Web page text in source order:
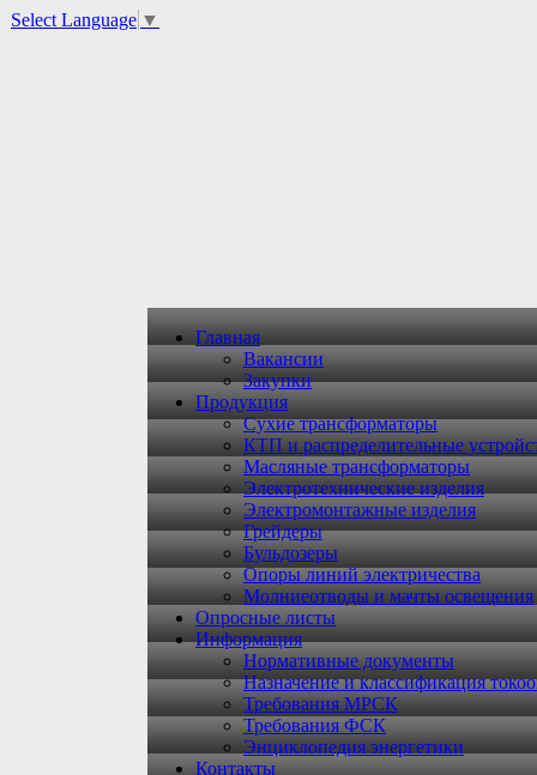
Select Language ▼
Главная
Вакансии
Закупки
Продукция
Сухие трансформаторы
КТП и распределительные
Масляные трансформаторы
Электротехнические изделия
Электромонтажные изделия
Грейдеры
Бульдозеры
Опоры линий электричества
Молниеотводы и мачты освещения
Опросные листы
Информация
Нормативные документы
Назначение и классификация
Требования МРСК
Требования ФСК
Энциклопедия энергетики
Контакты